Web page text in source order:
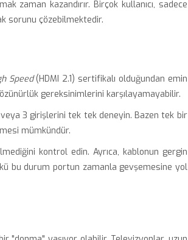
zaman kazandırır. Birçok kullanıcı, sadece
sorunu çözebilmektedir.
Speed(HDMI 2.1) sertifikalı olduğundan emin
gereksinimlerini karşılayamayabilir.
veya 3 girişlerini tek tek deneyin. Bazen tek bir
mümkündür.
kontrol edin. Ayrıca, kablonun gergin
bu durum portun zamanla gevşemesine yol